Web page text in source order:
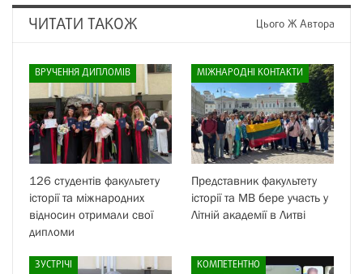
ЧИТАТИ ТАКОЖ Цього Ж Автора
ВРУЧЕННЯ ДИПЛОМІВ
126 студентів факультету
історії та міжнародних
відносин отримали свої
дипломи
МІЖНАРОДНІ КОНТАКТИ
Представник факультету
історії та МВ бере участь у
Літній академії в Литві
ЗУСТРІЧІ КОМПЕТЕНТНО